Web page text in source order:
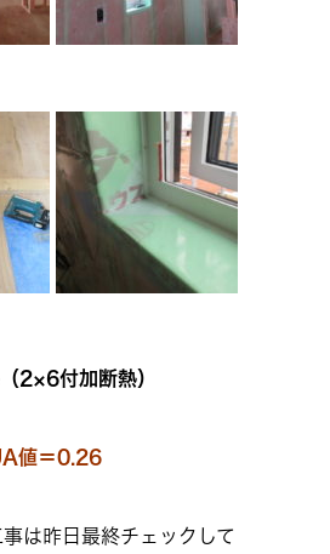
2×6付加断熱）
値＝0.26
は昨日最終チェックして